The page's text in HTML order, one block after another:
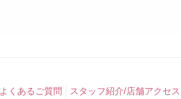
よくあるご質問 スタッフ紹介/店舗アクセス